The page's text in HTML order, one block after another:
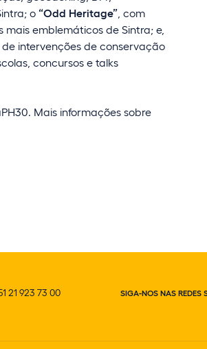
o “Odd Heritage” , com
mais emblemáticos de Sintra; e,
de intervenções de conservação
concursos e talks
Mais informações sobre
21 923 73 00 SIGA-NOS NAS REDES